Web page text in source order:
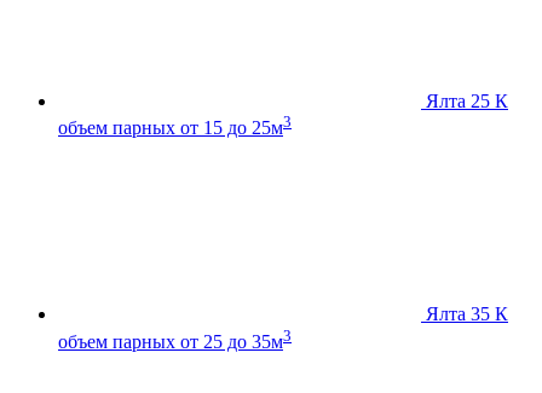
Ялта 25 К
объем парных от 15 до 25м3
Ялта 35 К
объем парных от 25 до 35м3